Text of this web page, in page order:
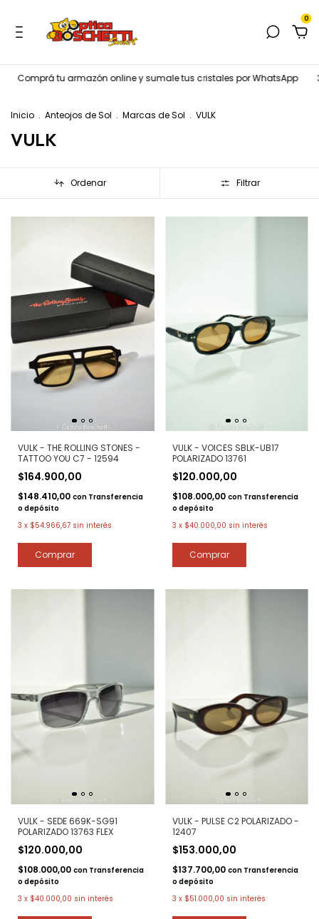
0
tu armazón online y sumale tus cristales por WhatsApp 3 CUOTAS
Inicio . Anteojos de Sol . Marcas de Sol . VULK
VULK
Ordenar Filtrar
VULK - THE ROLLING STONES -
TATTOO YOU C7 - 12594
$164.900,00
$148.410,00 con Transferencia
o depósito
3 x $54.966,67 sin interés
VULK - VOICES SBLK-UB17
POLARIZADO 13761
$120.000,00
$108.000,00 con Transferencia
o depósito
3 x $40.000,00 sin interés
VULK - SEDE 669K-SG91
POLARIZADO 13763 FLEX
$120.000,00
$108.000,00 con Transferencia
o depósito
3 x $40.000,00 sin interés
VULK - PULSE C2 POLARIZADO -
12407
$153.000,00
$137.700,00 con Transferencia
o depósito
3 x $51.000,00 sin interés